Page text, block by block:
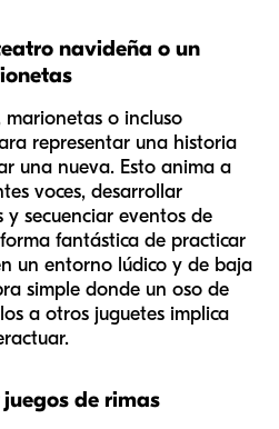
navideña o un
marionetas o incluso
representar una historia
una nueva. Esto anima a
voces, desarrollar
secuenciar eventos de
fantástica de practicar
un entorno lúdico y de baja
simple donde un oso de
a otros juguetes implica
de rimas